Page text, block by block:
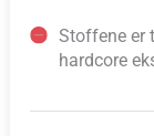
Stoffene er
hardcore